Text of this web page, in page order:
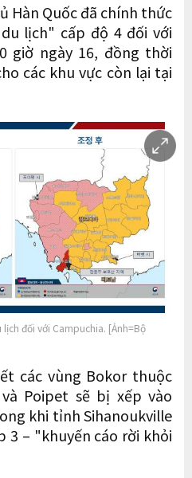
Hàn Quốc đã chính thức
lịch" cấp độ 4 đối với
giờ ngày 16, đồng thời
các khu vực còn lại tại
đối với Campuchia. [Ảnh=Bộ
các vùng Bokor thuộc
Poipet sẽ bị xếp vào
khi tỉnh Sihanoukville
3 – "khuyến cáo rời khỏi